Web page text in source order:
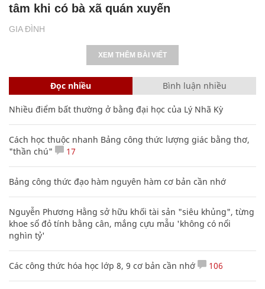
GIA ĐÌNH
tâm khi có bà xã quán xuyến
XEM THÊM BÀI VIẾT
Đọc nhiều Bình luận nhiều
Nhiều điểm bất thường ở bằng đại học của Lý Nhã Kỳ
Cách học thuộc nhanh Bảng công thức lượng giác bằng thơ,
"thần chú"
17
Bảng công thức đạo hàm nguyên hàm cơ bản cần nhớ
Nguyễn Phương Hằng sở hữu khối tài sản "siêu khủng", từng
khoe sổ đỏ tính bằng cân, mắng cựu mẫu 'không có nổi
nghìn tỷ'
Các công thức hóa học lớp 8, 9 cơ bản cần nhớ 106